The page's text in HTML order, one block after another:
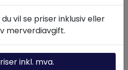
vil se priser inklusiv eller
merverdiavgift.
inkl. mva.